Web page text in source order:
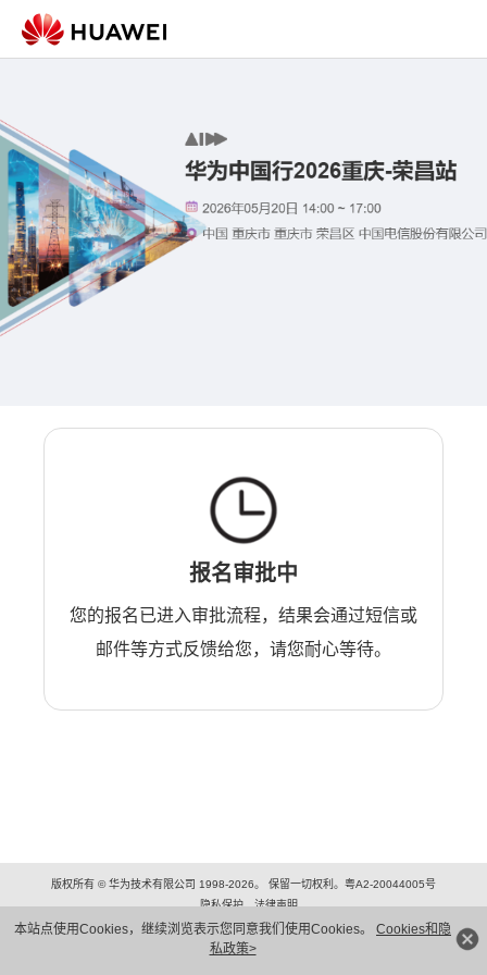
本站点使用Cookies，继续浏览表示您同意我们使用Cookies。 Cookies和隐
私政策>
报名审批中
您的报名已进入审批流程，结果会通过短信或
邮件等方式反馈给您，请您耐心等待。
版权所有 © 华为技术有限公司 1998-2026。 保留一切权利。粤A2-20044005号
隐私保护
法律声明